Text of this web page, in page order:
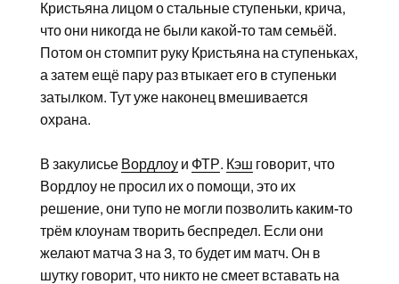
Кристьяна лицом о стальные ступеньки, крича,
что они никогда не были какой-то там семьёй.
Потом он стомпит руку Кристьяна на ступеньках,
а затем ещё пару раз втыкает его в ступеньки
затылком. Тут уже наконец вмешивается
охрана.
В закулисье Вордлоуи ФТР. Кэш говорит, что
Вордлоу не просил их о помощи, это их
решение, они тупо не могли позволить каким-то
трём клоунам творить беспредел. Если они
желают матча 3 на 3, то будет им матч. Он в
шутку говорит, что никто не смеет вставать на